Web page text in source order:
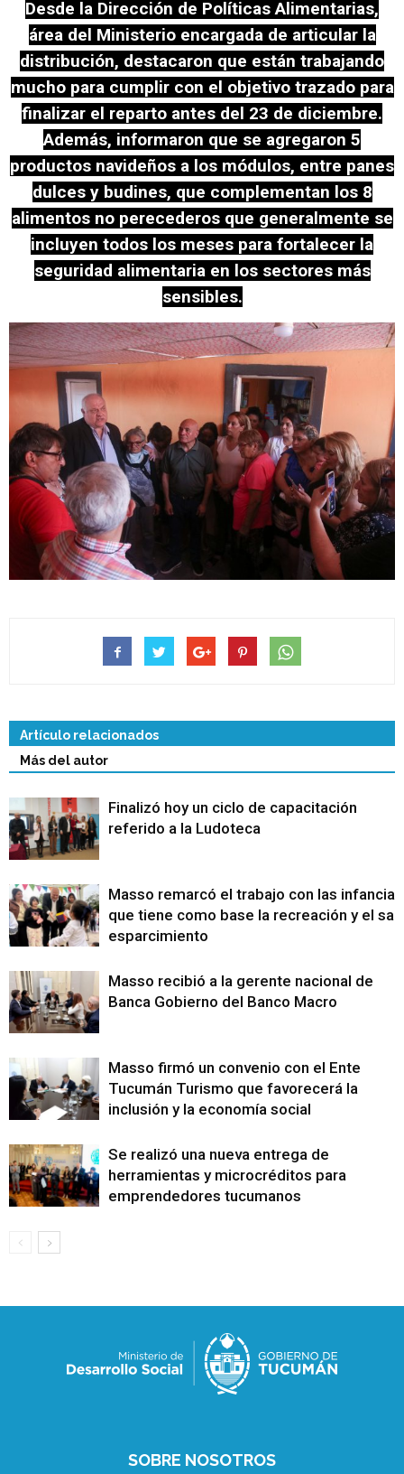
Desde la Dirección de Políticas Alimentarias,
área del Ministerio encargada de articular la
distribución, destacaron que están trabajando
mucho para cumplir con el objetivo trazado para
finalizar el reparto antes del 23 de diciembre.
Además, informaron que se agregaron 5
productos navideños a los módulos, entre panes
dulces y budines, que complementan los 8
alimentos no perecederos que generalmente se
incluyen todos los meses para fortalecer la
seguridad alimentaria en los sectores más
sensibles.
Artículo relacionados
Más del autor
Finalizó hoy un ciclo de capacitación
referido a la Ludoteca
Masso remarcó el trabajo con las infancias
que tiene como base la recreación y el
esparcimiento
Masso recibió a la gerente nacional de
Banca Gobierno del Banco Macro
Masso firmó un convenio con el Ente
Tucumán Turismo que favorecerá la
inclusión y la economía social
Se realizó una nueva entrega de
herramientas y microcréditos para
emprendedores tucumanos
SOBRE NOSOTROS